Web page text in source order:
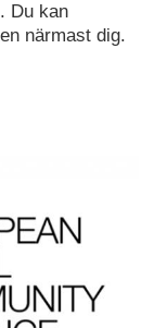
Du kan
närmast dig.